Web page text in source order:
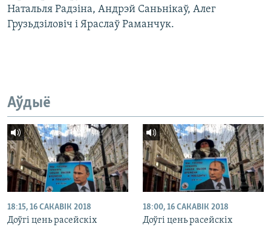
Натальля Радзіна, Андрэй Саньнікаў, Алег
Грузьдзіловіч і Яраслаў Раманчук.
Аўдыё
18:15, 16 САКАВІК 2018
Доўгі цень расейскіх
18:00, 16 САКАВІК 2018
Доўгі цень расейскіх